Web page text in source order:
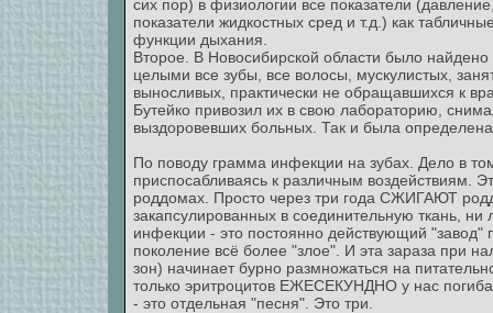
сих пор) в физиологии все показатели
показатели жидкостных сред и т.д.) как
функции дыхания.
Второе. В Новосибирской области было
целыми все зубы, все волосы, мускулистых,
выносливых, практически не обращавшихся к
Бутейко привозил их в свою лабораторию,
выздоровевших больных. Так и была
По поводу грамма инфекции на зубах. Дело в
приспосабливаясь к различным воздействиям.
роддомах. Просто через три года СЖИГАЮТ
закапсулированных в соединительную ткань,
инфекции - это постоянно действующий
поколение всё более "злое". И эта зараза при
зон) начинает бурно размножаться на
только эритроцитов ЕЖЕСЕКУНДНО у нас
- это отдельная "песня". Это три.